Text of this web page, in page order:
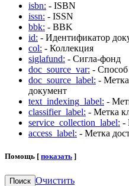
isbn: - ISBN
issn: - ISSN
bbk: - BBK
id: - Идентификатор
col: - Коллекция
siglafund: - Сигла-фонд
doc_source_var: - Способ
doc_source_label: - Метка
документ
text_indexing_label: -
classifier_label: - Метка
service_collection_label: -
access_label: - Метка
Помощь [ показать ]
Поиск Очистить